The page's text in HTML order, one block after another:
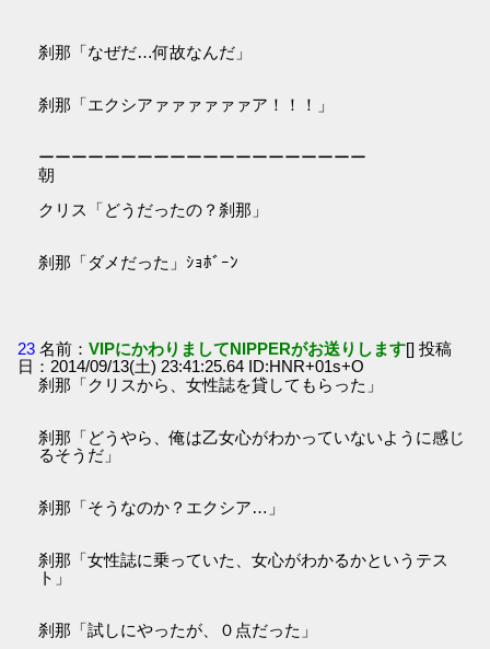
刹那「なぜだ…何故なんだ」
刹那「エクシアァァァァァァア！！！」
ーーーーーーーーーーーーーーーーーーーー
朝
クリス「どうだったの？刹那」
刹那「ダメだった」ｼｮﾎﾞｰﾝ
23 名前：VIPにかわりましてNIPPERがお送りします[] 投稿
日：2014/09/13(土) 23:41:25.64 ID:HNR+01s+O
刹那「クリスから、女性誌を貸してもらった」
刹那「どうやら、俺は乙女心がわかっていないように感じ
るそうだ」
刹那「そうなのか？エクシア…」
刹那「女性誌に乗っていた、女心がわかるかというテス
ト」
刹那「試しにやったが、０点だった」